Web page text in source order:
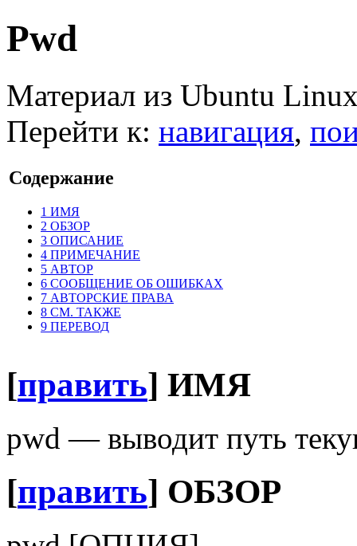
Pwd
Материал из Ubuntu
Перейти к: навигация,
Содержание
1 ИМЯ
2 ОБЗОР
3 ОПИСАНИЕ
4 ПРИМЕЧАНИЕ
5 АВТОР
6 СООБЩЕНИЕ ОБ ОШИБКАХ
7 АВТОРСКИЕ ПРАВА
8 СМ. ТАКЖЕ
9 ПЕРЕВОД
[править] ИМЯ
pwd — выводит путь
[править] ОБЗОР